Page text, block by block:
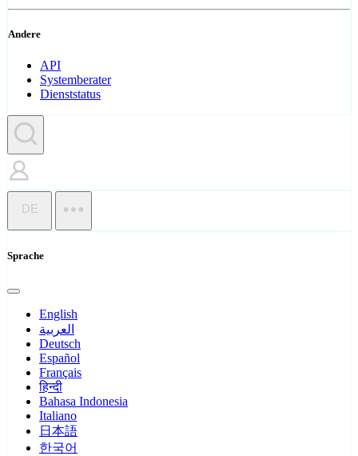
Andere
API
Systemberater
Dienststatus
DE
Sprache
English
العربية
Deutsch
Español
Français
हिन्दी
Bahasa Indonesia
Italiano
日本語
한국어